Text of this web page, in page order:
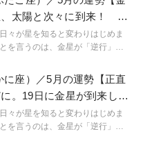
をもつことで、小さなささやき
「今、ここ」に集中できるよう
られるようになるのです。
めのマインドフルネスな占星術
太陽と次々に到来！ ハ
切って】
々が星を知ると変わりはじめま
を言うのは、金星が「逆行」し
盛り上がるのは満月だからと言
をもつことで、小さなささやき
「今、ここ」に集中できるよう
られるようになるのです。
めのマインドフルネスな占星術
に座）／5月の運勢【正直
。19日に金星が到来し、
くなる】
々が星を知ると変わりはじめま
を言うのは、金星が「逆行」し